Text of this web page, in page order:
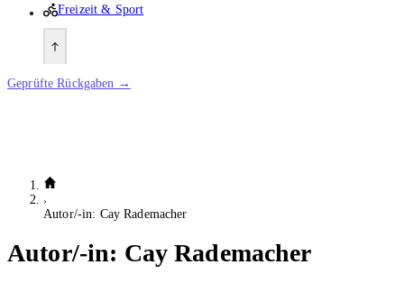
Freizeit & Sport
Geprüfte Rückgaben →
Autor/-in: Cay Rademacher
Autor/-in: Cay Rademacher